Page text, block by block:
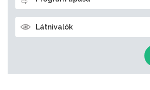
Látnivalók